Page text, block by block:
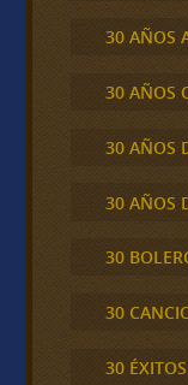
30 AÑOS
30 AÑOS
30 AÑOS
30 AÑOS
30
30
30